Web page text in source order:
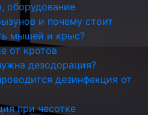
оборудование
и почему стоит
мышей и крыс?
от кротов
дезодорация?
дезинфекция от
при чесотке